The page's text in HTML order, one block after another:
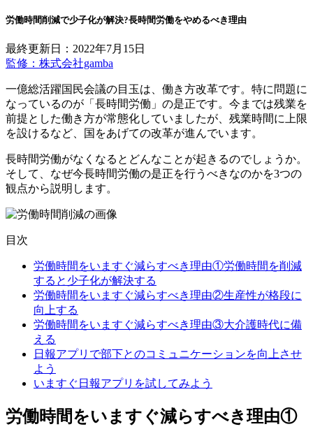
労働時間削減で少子化が解決?長時間労働をやめるべき理由
最終更新日：2022年7月15日
監修：株式会社gamba
一億総活躍国民会議の目玉は、働き方改革です。特に問題に
なっているのが「長時間労働」の是正です。今までは残業を
前提とした働き方が常態化していましたが、残業時間に上限
を設けるなど、国をあげての改革が進んでいます。
長時間労働がなくなるとどんなことが起きるのでしょうか。
そして、なぜ今長時間労働の是正を行うべきなのかを3つの
観点から説明します。
目次
労働時間をいますぐ減らすべき理由①労働時間を削減
すると少子化が解決する
労働時間をいますぐ減らすべき理由②生産性が格段に
向上する
労働時間をいますぐ減らすべき理由③大介護時代に備
える
日報アプリで部下とのコミュニケーションを向上させ
よう
いますぐ日報アプリを試してみよう
労働時間をいますぐ減らすべき理由①